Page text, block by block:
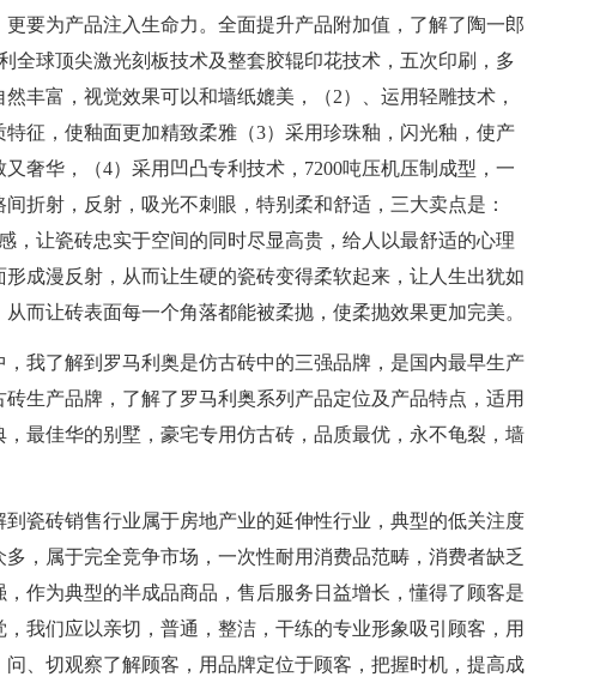
要为产品注入生命力。全面提升产品附加值，了解了陶一郎
全球顶尖激光刻板技术及整套胶辊印花技术，五次印刷，多
丰富，视觉效果可以和墙纸媲美，（2）、运用轻雕技术，
征，使釉面更加精致柔雅（3）采用珍珠釉，闪光釉，使产
奢华，（4）采用凹凸专利技术，7200吨压机压制成型，一
折射，反射，吸光不刺眼，特别柔和舒适，三大卖点是：
，让瓷砖忠实于空间的同时尽显高贵，给人以最舒适的心理
成漫反射，从而让生硬的瓷砖变得柔软起来，让人生出犹如
而让砖表面每一个角落都能被柔抛，使柔抛效果更加完美。
我了解到罗马利奥是仿古砖中的三强品牌，是国内最早生产
生产品牌，了解了罗马利奥系列产品定位及产品特点，适用
最佳华的别墅，豪宅专用仿古砖，品质最优，永不龟裂，墙
瓷砖销售行业属于房地产业的延伸性行业，典型的低关注度
，属于完全竞争市场，一次性耐用消费品范畴，消费者缺乏
作为典型的半成品商品，售后服务日益增长，懂得了顾客是
我们应以亲切，普通，整洁，干练的专业形象吸引顾客，用
、切观察了解顾客，用品牌定位于顾客，把握时机，提高成